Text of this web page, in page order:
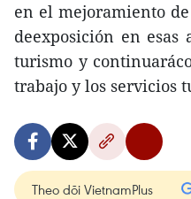
en el mejoramiento
deexposición en
turismo y
trabajo y los servicios
Theo dõi VietnamPlus